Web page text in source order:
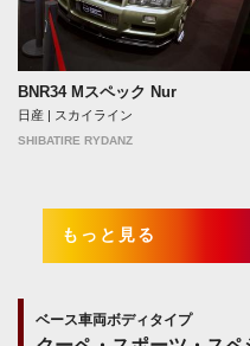
BNR34 Mスペック Nur
日産 | スカイライン
SHIBATIRE RYDANZ
もっと見る
ベース車両ボディタイプ